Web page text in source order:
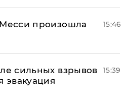
произошла
15:46
сильных взрывов
эвакуация
15:39